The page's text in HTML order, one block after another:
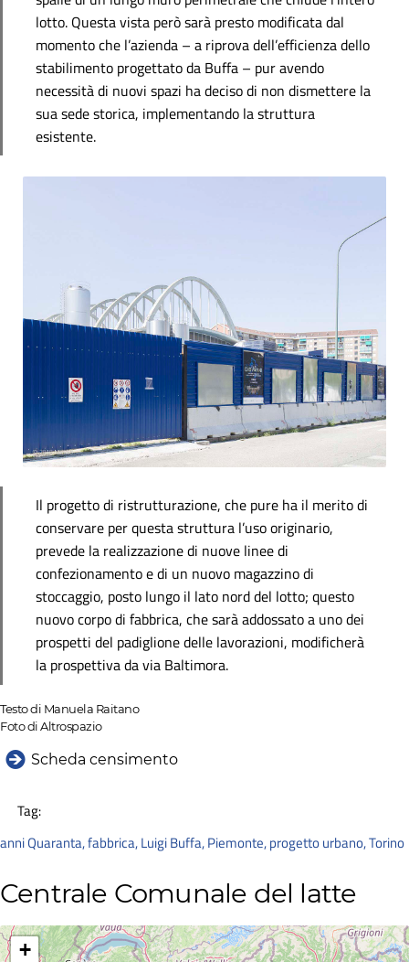
lotto. Questa vista però sarà presto modificata dal
momento che l’azienda – a riprova dell’efficienza dello
stabilimento progettato da Buffa – pur avendo
necessità di nuovi spazi ha deciso di non dismettere la
sua sede storica, implementando la struttura
esistente.
Il progetto di ristrutturazione, che pure ha il merito di
conservare per questa struttura l’uso originario,
prevede la realizzazione di nuove linee di
confezionamento e di un nuovo magazzino di
stoccaggio, posto lungo il lato nord del lotto; questo
nuovo corpo di fabbrica, che sarà addossato a uno dei
prospetti del padiglione delle lavorazioni, modificherà
la prospettiva da via Baltimora.
Testo di Manuela Raitano
Foto di Altrospazio
Scheda censimento
Tag:
anni Quaranta,fabbrica,Luigi Buffa,Piemonte,progetto urbano,Torino
Centrale Comunale del latte
+